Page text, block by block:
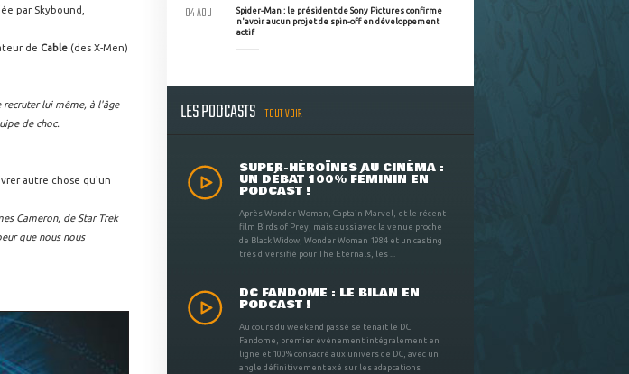
par Skybound,
de Cable (des X-Men)
lui même, à l'âge
de choc.
autre chose qu'un
Cameron, de Star Trek
que nous nous
Spider-Man : le président de Sony Pictures confirme
n'avoir aucun projet de spin-off en développement
actif
04 AOU
LES PODCASTS TOUT VOIR
SUPER-HÉROÏNES AU CINÉMA :
UN DÉBAT 100% FÉMININ EN
PODCAST !
Après Wonder Woman, Captain Marvel, et le récent
film Birds of Prey, mais aussi avec la venue proche
de Black Widow, Wonder Woman 1984 et un casting
très diversifié pour The Eternals, les ...
DC FANDOME : LE BILAN EN
PODCAST !
Au cours du weekend passé se tenait le DC
Fandome, premier évènement intégralement en
ligne et 100% consacré aux univers de DC, avec un
angle définitivement axé sur les adaptations